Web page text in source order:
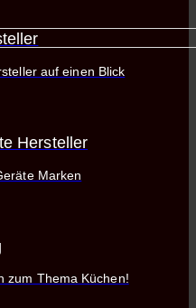
auf einen Blick
Hersteller
Marken
zum Thema Küchen!